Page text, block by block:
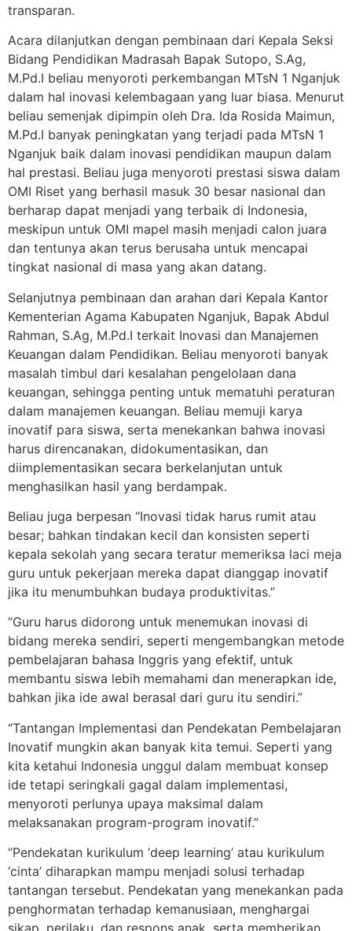
transparan.
Acara dilanjutkan dengan pembinaan dari Kepala Seksi
Bidang Pendidikan Madrasah Bapak Sutopo, S.Ag,
M.Pd.I beliau menyoroti perkembangan MTsN 1 Nganjuk
dalam hal inovasi kelembagaan yang luar biasa. Menurut
beliau semenjak dipimpin oleh Dra. Ida Rosida Maimun,
M.Pd.I banyak peningkatan yang terjadi pada MTsN 1
Nganjuk baik dalam inovasi pendidikan maupun dalam
hal prestasi. Beliau juga menyoroti prestasi siswa dalam
OMI Riset yang berhasil masuk 30 besar nasional dan
berharap dapat menjadi yang terbaik di Indonesia,
meskipun untuk OMI mapel masih menjadi calon juara
dan tentunya akan terus berusaha untuk mencapai
tingkat nasional di masa yang akan datang.
Selanjutnya pembinaan dan arahan dari Kepala Kantor
Kementerian Agama Kabupaten Nganjuk, Bapak Abdul
Rahman, S.Ag, M.Pd.I terkait Inovasi dan Manajemen
Keuangan dalam Pendidikan. Beliau menyoroti banyak
masalah timbul dari kesalahan pengelolaan dana
keuangan, sehingga penting untuk mematuhi peraturan
dalam manajemen keuangan. Beliau memuji karya
inovatif para siswa, serta menekankan bahwa inovasi
harus direncanakan, didokumentasikan, dan
diimplementasikan secara berkelanjutan untuk
menghasilkan hasil yang berdampak.
Beliau juga berpesan “Inovasi tidak harus rumit atau
besar; bahkan tindakan kecil dan konsisten seperti
kepala sekolah yang secara teratur memeriksa laci meja
guru untuk pekerjaan mereka dapat dianggap inovatif
jika itu menumbuhkan budaya produktivitas.”
“Guru harus didorong untuk menemukan inovasi di
bidang mereka sendiri, seperti mengembangkan metode
pembelajaran bahasa Inggris yang efektif, untuk
membantu siswa lebih memahami dan menerapkan ide,
bahkan jika ide awal berasal dari guru itu sendiri.”
“Tantangan Implementasi dan Pendekatan Pembelajaran
Inovatif mungkin akan banyak kita temui. Seperti yang
kita ketahui Indonesia unggul dalam membuat konsep
ide tetapi seringkali gagal dalam implementasi,
menyoroti perlunya upaya maksimal dalam
melaksanakan program-program inovatif.”
“Pendekatan kurikulum ‘deep learning’ atau kurikulum
‘cinta’ diharapkan mampu menjadi solusi terhadap
tantangan tersebut. Pendekatan yang menekankan pada
penghormatan terhadap kemanusiaan, menghargai